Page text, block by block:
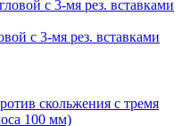
с 3-мя рез. вставками